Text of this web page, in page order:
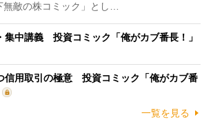
敵の株コミック」とし…
集中講義 投資コミック「俺がカブ番長！」
信用取引の極意 投資コミック「俺がカブ番
一覧を見る